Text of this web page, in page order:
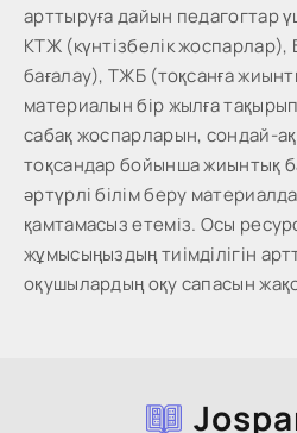
арттыруға дайын педагогтар
КТЖ (күнтізбелік
бағалау), ТЖБ (тоқсанға
материалын бір жылға
сабақ жоспарларын, сондай-
тоқсандар бойынша жиынтық
әртүрлі білім беру
қамтамасыз етеміз. Осы
жұмысыңыздың тиімділігін
оқушылардың оқу сапасын